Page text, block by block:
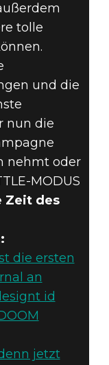
tolle
und die
nun die
nehmt oder
MODUS
Zeit des
die ersten
an
id
jetzt